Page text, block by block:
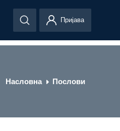
Пријава
Насловна Послови